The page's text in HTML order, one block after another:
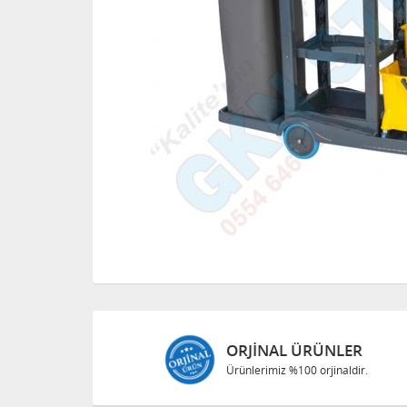
ORJINAL ÜRÜNLER
Ürünlerimiz %100 orjinaldir.